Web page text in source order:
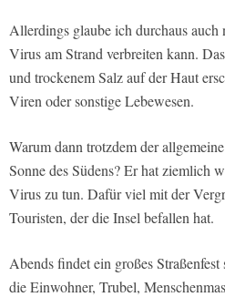
Allerdings glaube ich durchaus auch
Virus am Strand verbreiten kann.
und trockenem Salz auf der Haut
Viren oder sonstige Lebewesen.
Warum dann trotzdem der
Sonne des Südens? Er hat ziemlich
Virus zu tun. Dafür viel mit der
Touristen, der die Insel befallen hat.
Abends findet ein großes
die Einwohner, Trubel,